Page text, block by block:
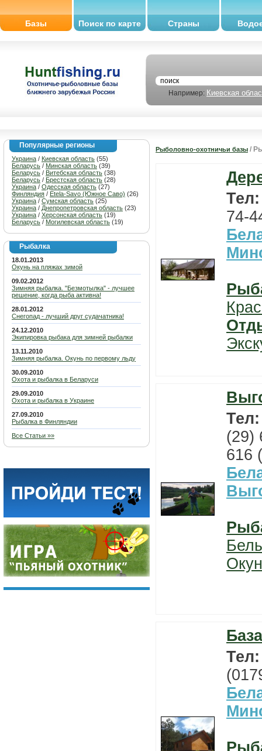
Базы Поиск по карте Страны
Например: Киевская
Популярные регионы
Украина / Киевская область (55)
Беларусь / Минская область (39)
Беларусь / Витебская область (38)
Беларусь / Брестская область (28)
Украина / Одесская область (27)
Финляндия / Etela-Savo (Южное Саво) (26)
Украина / Сумская область (25)
Украина / Днепропетровская область (23)
Украина / Херсонская область (19)
Беларусь / Могилевская область (19)
Рыбалка
18.01.2013
Окунь на пляжах зимой
09.02.2012
Зимняя рыбалка. "Безмотылка" - лучшее
решение, когда рыба активна!
28.01.2012
Снегопад - лучший друг судачатника!
24.12.2010
Экипировка рыбака для зимней рыбалки
13.11.2010
Зимняя рыбалка. Окунь по первому льду
30.09.2010
Охота и рыбалка в Беларуси
29.09.2010
Охота и рыбалка в Украине
27.09.2010
Рыбалка в Финляндии
Все Статьи »»
Рыболовно-охотничьи базы /
74-
(29)
616